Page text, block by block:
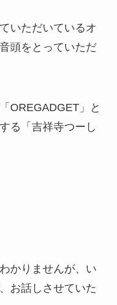
いただいているオ
頭をとっていただ
OREGADGET」と
る「吉祥寺つーし
かりませんが、い
お話しさせていた